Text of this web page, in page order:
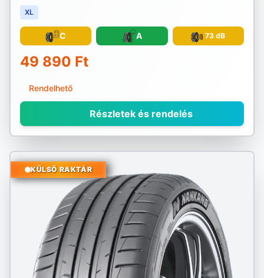
XL
C A 73 dB
49 890 Ft
Rendelhető
Részletek és rendelés
KÜLSŐ RAKTÁR